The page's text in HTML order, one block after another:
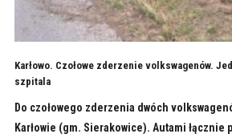
Karłowo. Czołowe zderzenie volkswagenów.
szpitala
Do czołowego zderzenia dwóch
Karłowie (gm. Sierakowice). Autami łącznie